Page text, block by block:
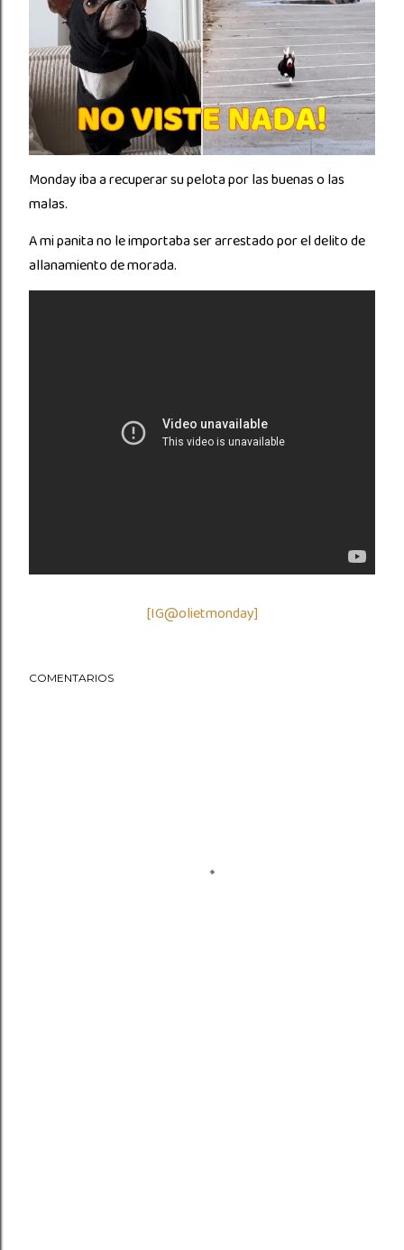
Monday iba a recuperar su pelota por las buenas o las
malas.
A mi panita no le importaba ser arrestado por el delito de
allanamiento de morada.
[IG@olietmonday]
COMENTARIOS